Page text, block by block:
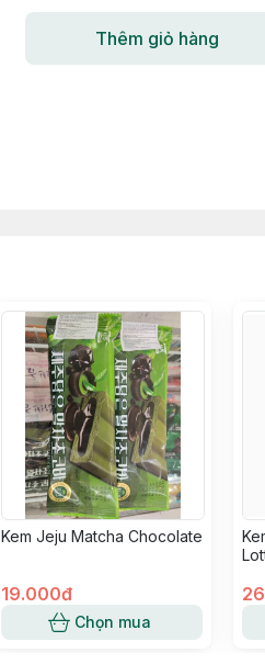
Thêm giỏ hàng
Kem Jeju Matcha Chocolate
19.000đ
Chọn mua